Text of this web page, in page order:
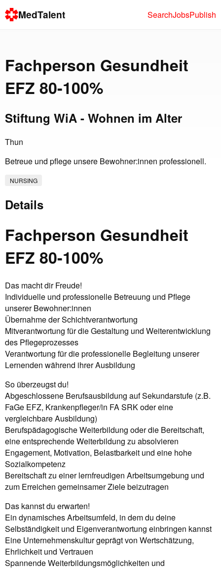
MedTalent SearchJobsPublish
Fachperson Gesundheit
EFZ 80-100%
Stiftung WiA - Wohnen im Alter
Thun
Betreue und pflege unsere Bewohner:innen professionell.
NURSING
Details
Fachperson Gesundheit
EFZ 80-100%
Das macht dir Freude!
Individuelle und professionelle Betreuung und Pflege
unserer Bewohner:innen
Übernahme der Schichtverantwortung
Mitverantwortung für die Gestaltung und Weiterentwicklung
des Pflegeprozesses
Verantwortung für die professionelle Begleitung unserer
Lernenden während ihrer Ausbildung
So überzeugst du!
Abgeschlossene Berufsausbildung auf Sekundarstufe (z.B.
FaGe EFZ, Krankenpfleger/in FA SRK oder eine
vergleichbare Ausbildung)
Berufspädagogische Weiterbildung oder die Bereitschaft,
eine entsprechende Weiterbildung zu absolvieren
Engagement, Motivation, Belastbarkeit und eine hohe
Sozialkompetenz
Bereitschaft zu einer lernfreudigen Arbeitsumgebung und
zum Erreichen gemeinsamer Ziele beizutragen
Das kannst du erwarten!
Ein dynamisches Arbeitsumfeld, in dem du deine
Selbständigkeit und Eigenverantwortung einbringen kannst
Eine Unternehmenskultur geprägt von Wertschätzung,
Ehrlichkeit und Vertrauen
Spannende Weiterbildungsmöglichkeiten und